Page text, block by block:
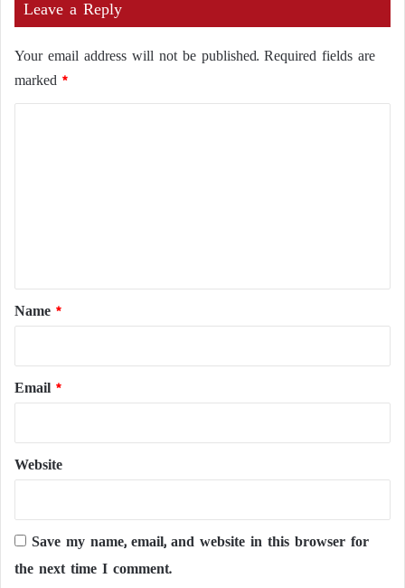
Leave a Reply
Your email address will not be published. Required fields are
marked *
*
Name *
Email *
Website
Save my name, email, and website in this browser for
the next time I comment.